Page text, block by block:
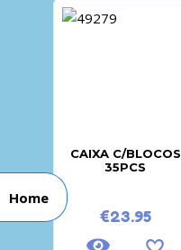
CAIXA C/BLOCOS
35PCS
€23.95
Home